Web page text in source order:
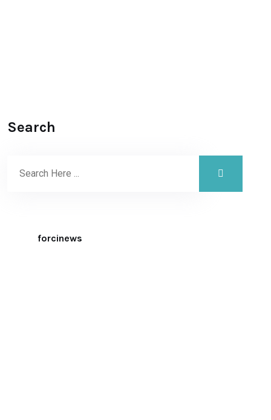
Search
forcinews